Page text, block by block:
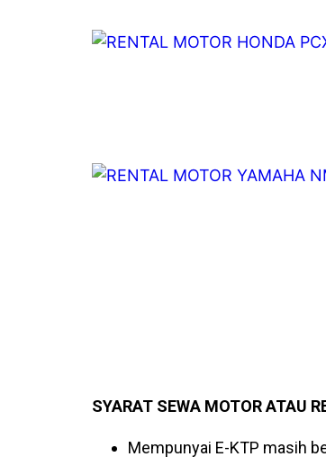
SYARAT SEWA MOTOR ATAU
Mempunyai E-KTP masih